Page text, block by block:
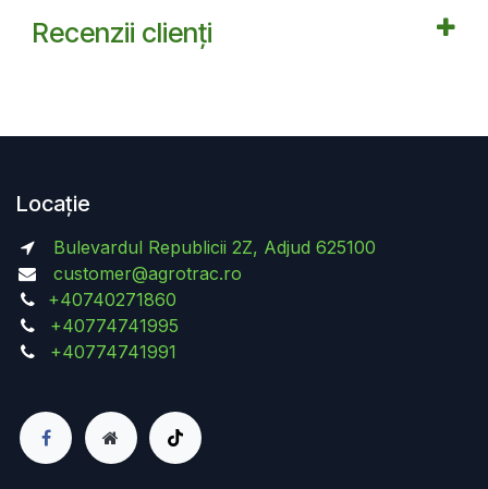
Recenzii clienți
Locație
Bulevardul Republicii 2Z, Adjud 625100
customer@agrotrac.ro
+40740271860
+40774741995
+40774741991